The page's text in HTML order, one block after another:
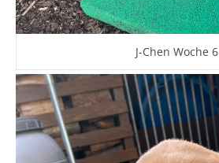
J-Chen Woche 6